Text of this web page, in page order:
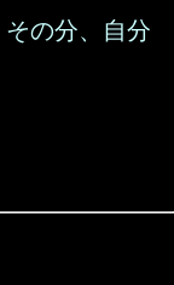
の分、自分